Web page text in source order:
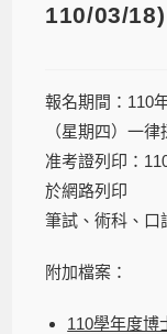
110/03/18)
報名期間：110
（星期四）一律
准考證列印：
於網路列印
筆試、術科、口
附加檔案：
110學年度博